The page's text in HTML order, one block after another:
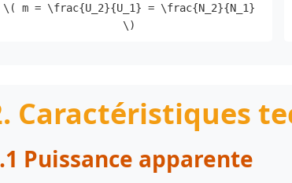
\( m = \frac{U_2}{U_1} = \frac{N_2}{N_1}
\)
Caractéristiques
Puissance apparente